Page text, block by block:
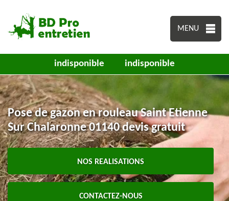
MENU
indisponible indisponible
Pose de gazon en rouleau Saint Etienne
Sur Chalaronne 01140 devis gratuit
NOS REALISATIONS
CONTACTEZ-NOUS